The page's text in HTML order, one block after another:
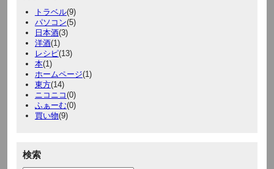
トラベル(9)
パソコン(5)
日本酒(3)
洋酒(1)
レシピ(13)
本(1)
ホームページ(1)
東方(14)
ニコニコ(0)
ふぁーむ(0)
買い物(9)
検索